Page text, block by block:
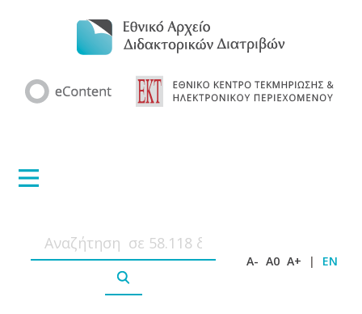
A- A0 A+ | EN